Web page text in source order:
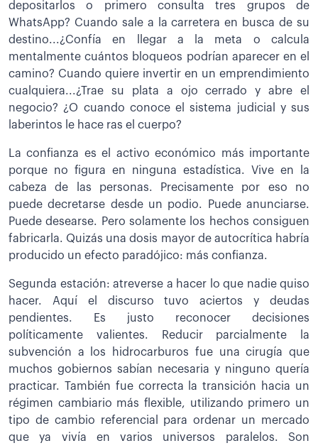
depositarlos o primero consulta tres grupos de
WhatsApp? Cuando sale a la carretera en busca de su
destino...¿Confía en llegar a la meta o calcula
mentalmente cuántos bloqueos podrían aparecer en el
camino? Cuando quiere invertir en un emprendimiento
cualquiera...¿Trae su plata a ojo cerrado y abre el
negocio? ¿O cuando conoce el sistema judicial y sus
laberintos le hace ras el cuerpo?
La confianza es el activo económico más importante
porque no figura en ninguna estadística. Vive en la
cabeza de las personas. Precisamente por eso no
puede decretarse desde un podio. Puede anunciarse.
Puede desearse. Pero solamente los hechos consiguen
fabricarla. Quizás una dosis mayor de autocrítica habría
producido un efecto paradójico: más confianza.
Segunda estación: atreverse a hacer lo que nadie quiso
hacer. Aquí el discurso tuvo aciertos y deudas
pendientes. Es justo reconocer decisiones
políticamente valientes. Reducir parcialmente la
subvención a los hidrocarburos fue una cirugía que
muchos gobiernos sabían necesaria y ninguno quería
practicar. También fue correcta la transición hacia un
régimen cambiario más flexible, utilizando primero un
tipo de cambio referencial para ordenar un mercado
que ya vivía en varios universos paralelos. Son